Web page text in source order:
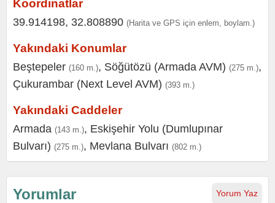
Koordinatlar
39.914198, 32.808890 (Harita ve GPS için enlem, boylam.)
Yakındaki Konumlar
Beştepeler (160 m.), Söğütözü (Armada AVM) (275 m.),
Çukurambar (Next Level AVM) (393 m.)
Yakındaki Caddeler
Armada (143 m.), Eskişehir Yolu (Dumlupınar
Bulvarı) (275 m.), Mevlana Bulvarı (802 m.)
Yorum Yaz
Yorumlar